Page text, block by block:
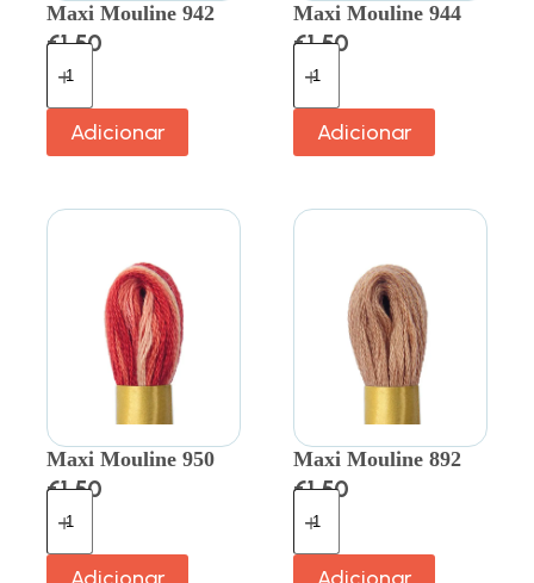
Maxi Mouline 942
€1.50
Adicionar
Maxi Mouline 944
€1.50
Adicionar
Maxi Mouline 950
€1.50
Maxi Mouline 892
€1.50